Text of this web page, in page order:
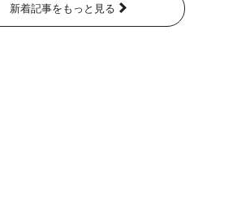
新着記事をもっと見る